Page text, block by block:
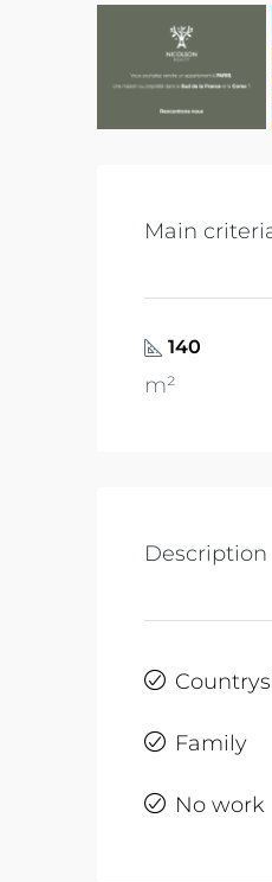
Main
140
m²
Description
Family
No work